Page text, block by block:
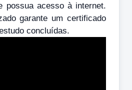
possua acesso à internet.
garante um certificado
concluídas.